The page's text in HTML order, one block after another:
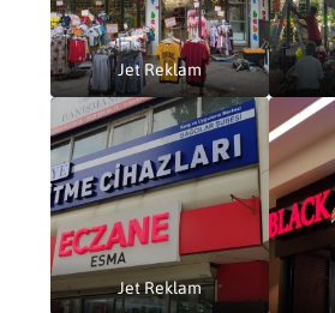
Jet Reklam
Jet Reklam